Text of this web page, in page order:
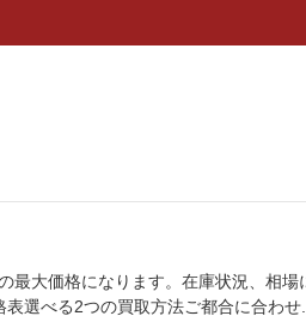
最大価格になります。在庫状況、相
選べる2つの買取方法ご都合に合わせ